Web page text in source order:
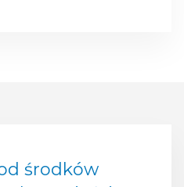
środków